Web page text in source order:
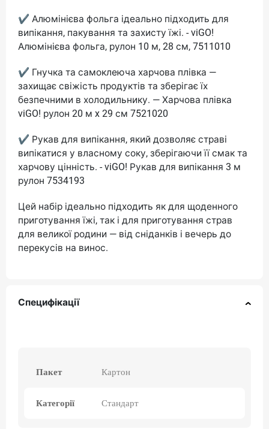
✔ Алюмінієва фольга ідеально підходить для
випікання, пакування та захисту їжі. - viGO!
Алюмінієва фольга, рулон 10 м, 28 см, 7511010
✔ Гнучка та самоклеюча харчова плівка —
захищає свіжість продуктів та зберігає їх
безпечними в холодильнику. — Харчова плівка
viGO! рулон 20 м x 29 см 7521020
✔ Рукав для випікання, який дозволяє страві
випікатися у власному соку, зберігаючи її смак та
харчову цінність. - viGO! Рукав для випікання 3 м
рулон 7534193
Цей набір ідеально підходить як для щоденного
приготування їжі, так і для приготування страв
для великої родини — від сніданків і вечерь до
перекусів на винос.
Специфікації
Пакет Картон
Категорії Стандарт